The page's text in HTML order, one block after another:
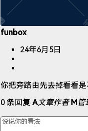
funbox
24年6月5日
你把旁路由先去掉看看
0 条回复 A文章作者 M 管